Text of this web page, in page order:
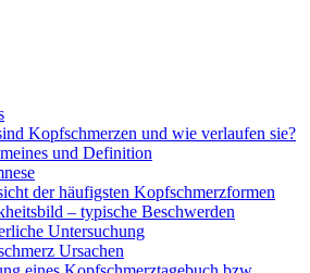
Kopfschmerzen und wie verlaufen sie?
und Definition
der häufigsten Kopfschmerzformen
– typische Beschwerden
Untersuchung
Ursachen